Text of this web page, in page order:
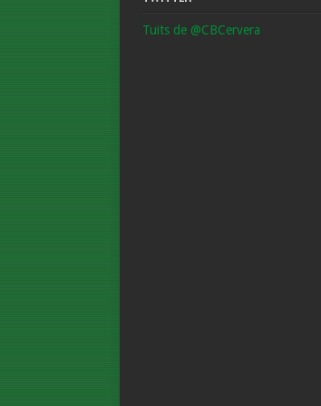
Tuits de @CBCervera